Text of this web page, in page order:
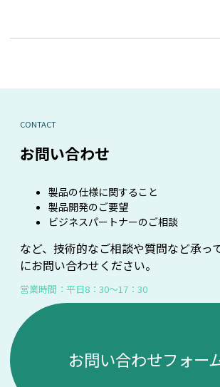
CONTACT
お問い合わせ
製品の仕様に関すること
製品開発のご要望
ビジネスパートナーのご相談
など、技術的なご相談や質問など承っ
にお問い合わせください。
営業時間：平日8：30～17：30
お問い合わせフォー